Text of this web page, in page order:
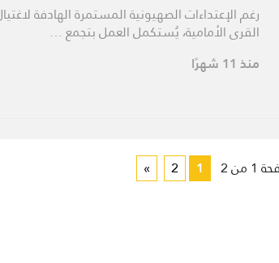
رغم الإعتداءات الصهيونية المستمرة الهادفة
القرى الأمامية، يُستكمل العمل بتجمع …
منذ 11 شهرًا
من 2 1
2
»